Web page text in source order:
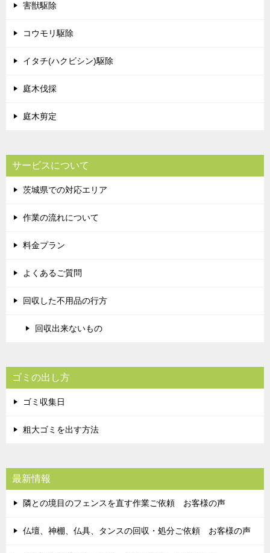
害獣駆除
コウモリ駆除
イタチ(ハクビシン)駆除
庭木伐採
庭木剪定
サービスについて
茨城県での対応エリア
作業の流れについて
料金プラン
よくあるご質問
回収した不用品の行方
回収出来ないもの
ゴミの出し方
ゴミ収集日
粗大ゴミを出す方法
最新情報
隣との境目のフェンスを直す作業ご依頼 お客様の声
仏壇、神棚、仏具、タンスの回収・処分ご依頼 お客様の声